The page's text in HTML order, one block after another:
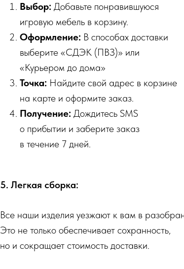
Выбор: Добавьте понравившуюся
игровую мебель в корзину.
Оформление: В способах доставки
выберите «СДЭК (ПВЗ)» или
«Курьером до дома»
Точка: Найдите свой адрес в корзине
на карте и оформите заказ.
Получение: Дождитесь SMS
о прибытии и заберите заказ
в течение 7 дней.
5. Легкая сборка:
Все наши изделия уезжают к вам в
Это не только обеспечивает сохранность,
но и сокращает стоимость доставки.